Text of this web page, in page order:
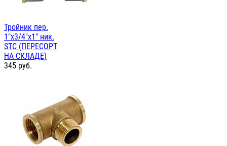
Тройник пер.
1"х3/4"х1" ник.
STC (ПЕРЕСОРТ
НА СКЛАДЕ)
345 руб.